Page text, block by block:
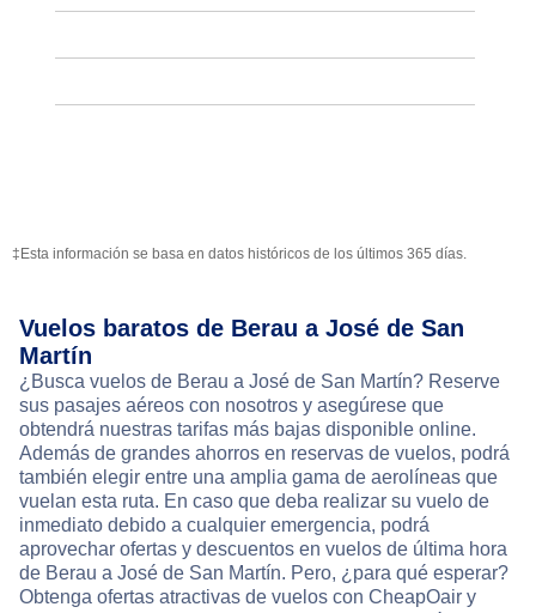
‡Esta información se basa en datos históricos de los últimos 365 días.
Vuelos baratos de Berau a José de San
Martín
¿Busca vuelos de Berau a José de San Martín? Reserve
sus pasajes aéreos con nosotros y asegúrese que
obtendrá nuestras tarifas más bajas disponible online.
Además de grandes ahorros en reservas de vuelos, podrá
también elegir entre una amplia gama de aerolíneas que
vuelan esta ruta. En caso que deba realizar su vuelo de
inmediato debido a cualquier emergencia, podrá
aprovechar ofertas y descuentos en vuelos de última hora
de Berau a José de San Martín. Pero, ¿para qué esperar?
Obtenga ofertas atractivas de vuelos con CheapOair y